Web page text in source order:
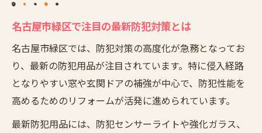
名古屋市緑区で注目の最新防犯対策とは
名古屋市緑区では、防犯対策の高度化が急務となってお
り、最新の防犯用品が注目されています。特に侵入経路
となりやすい窓や玄関ドアの補強が中心で、防犯性能を
高めるためのリフォームが活発に進められています。
最新防犯用品には、防犯センサーライトや強化ガラス、